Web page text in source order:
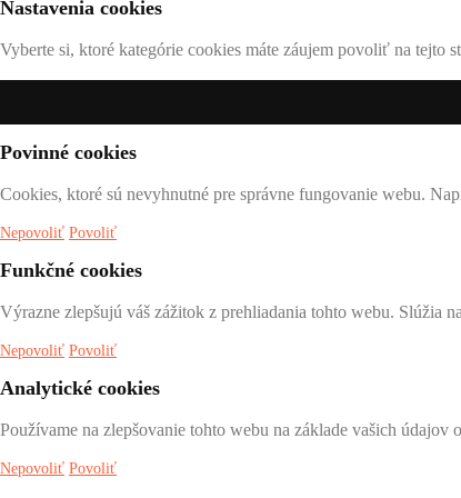
Nastavenia cookies
Vyberte si, ktoré kategórie cookies máte záujem povoliť na tejto
Povinné cookies
Cookies, ktoré sú nevyhnutné pre správne fungovanie webu.
Nepovoliť Povoliť
Funkčné cookies
Výrazne zlepšujú váš zážitok z prehliadania tohto webu. Slúžia
Nepovoliť Povoliť
Analytické cookies
Používame na zlepšovanie tohto webu na základe vašich údajov
Nepovoliť Povoliť